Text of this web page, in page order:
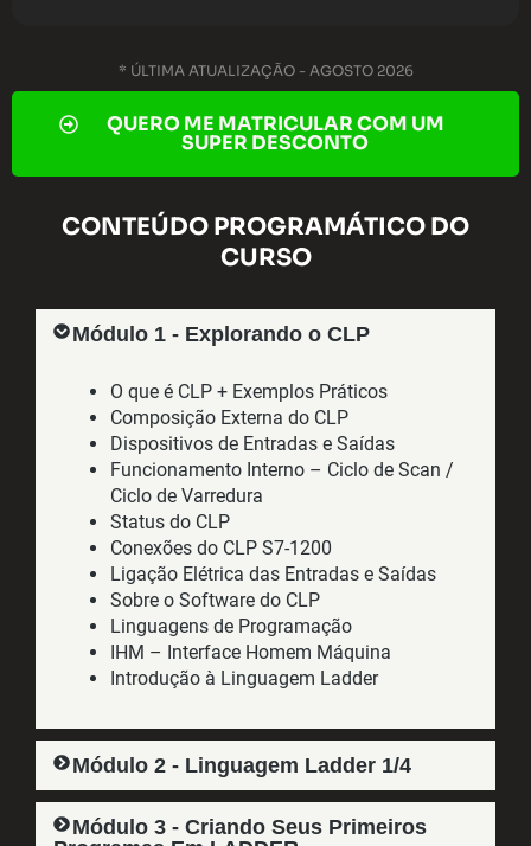
* ÚLTIMA ATUALIZAÇÃO - AGOSTO 2026
QUERO ME MATRICULAR COM UM
SUPER DESCONTO
CONTEÚDO PROGRAMÁTICO DO
CURSO
Módulo 1 - Explorando o CLP
O que é CLP + Exemplos Práticos
Composição Externa do CLP
Dispositivos de Entradas e Saídas
Funcionamento Interno – Ciclo de Scan /
Ciclo de Varredura
Status do CLP
Conexões do CLP S7-1200
Ligação Elétrica das Entradas e Saídas
Sobre o Software do CLP
Linguagens de Programação
IHM – Interface Homem Máquina
Introdução à Linguagem Ladder
Módulo 2 - Linguagem Ladder 1/4
Módulo 3 - Criando Seus Primeiros